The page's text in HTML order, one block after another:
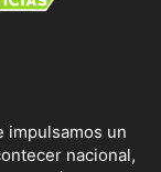
impulsamos un
nacional,